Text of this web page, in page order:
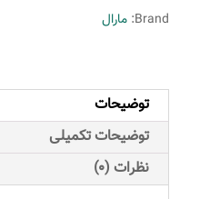
حجم
لیتر
رنگ
قهوه
ای
شکلاتی
Brand: مارال
توضیحات
توضیحات تکمیلی
نظرات (0)